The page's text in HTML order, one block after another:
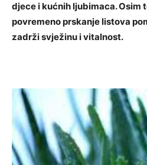
djece i kućnih ljubimaca.Osim
povremeno prskanje listova
zadrži svježinu i vitalnost.